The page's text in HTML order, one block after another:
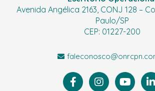
Avenida Angélica 2163, CONJ 128 –
Paulo/SP
CEP: 01227-200
F
a
I
n
Y
o
i